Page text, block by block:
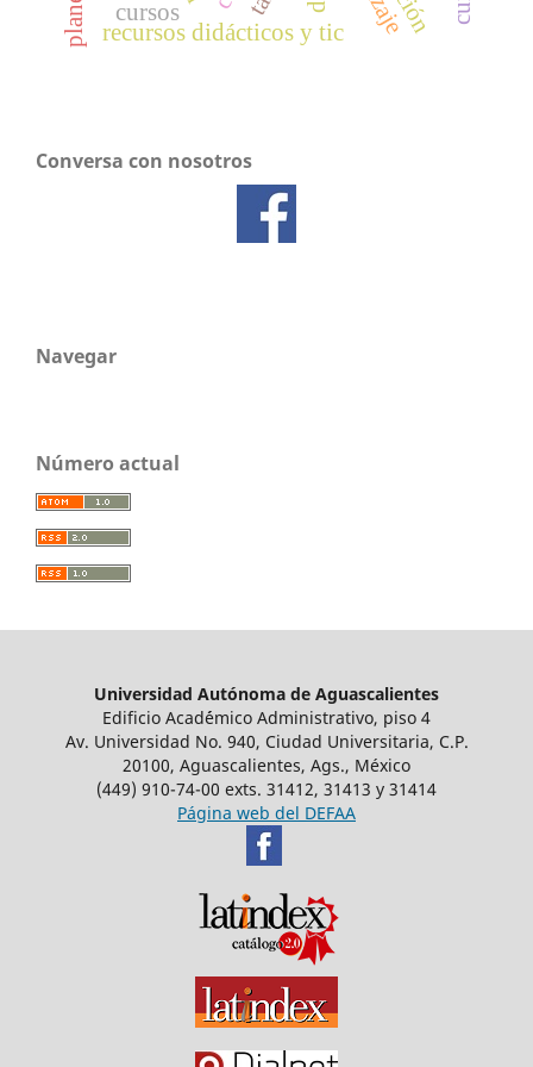
recursos didácticos y tic
cursos
Conversa con nosotros
Navegar
Número actual
Universidad Autónoma de Aguascalientes
Edificio Acad´émico Administrativo, piso 4
Av. Universidad No. 940, Ciudad Universitaria, C.P.
20100, Aguascalientes, Ags., México
(449) 910-74-00 exts. 31412, 31413 y 31414
Página web del DEFAA